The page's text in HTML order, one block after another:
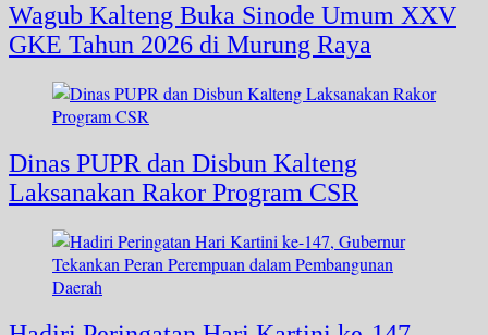
Wagub Kalteng Buka Sinode Umum XXV
GKE Tahun 2026 di Murung Raya
Dinas PUPR dan Disbun Kalteng
Laksanakan Rakor Program CSR